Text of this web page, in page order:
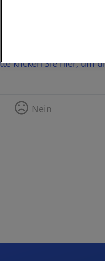
klicken Sie hier, um
Nein